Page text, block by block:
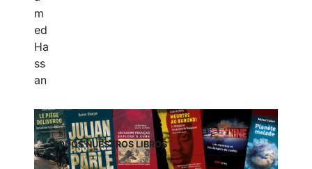
TODOS NUESTROS LIBROS